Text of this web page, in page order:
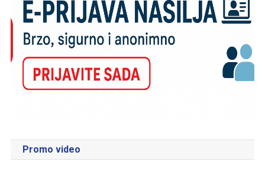
Promo video